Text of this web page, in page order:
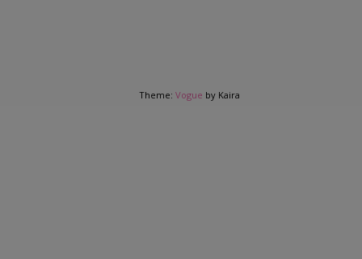
Theme: Vogue by Kaira